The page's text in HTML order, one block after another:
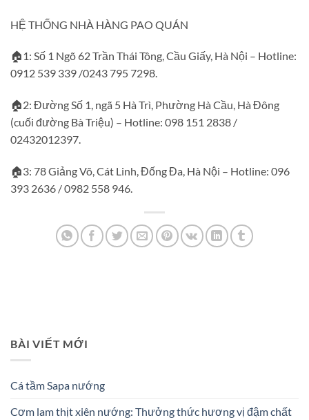
HỆ THỐNG NHÀ HÀNG PAO QUÁN
🏠1: Số 1 Ngõ 62 Trần Thái Tông, Cầu Giấy, Hà Nội – Hotline:
0912 539 339 /0243 795 7298.
🏠2: Đường Số 1, ngã 5 Hà Trì, Phường Hà Cầu, Hà Đông
(cuối đường Bà Triệu) – Hotline: 098 151 2838 /
02432012397.
🏠3: 78 Giảng Võ, Cát Linh, Đống Đa, Hà Nội – Hotline: 096
393 2636 / 0982 558 946.
BÀI VIẾT MỚI
Cá tầm Sapa nướng
Cơm lam thịt xiên nướng: Thưởng thức hương vị đậm chất